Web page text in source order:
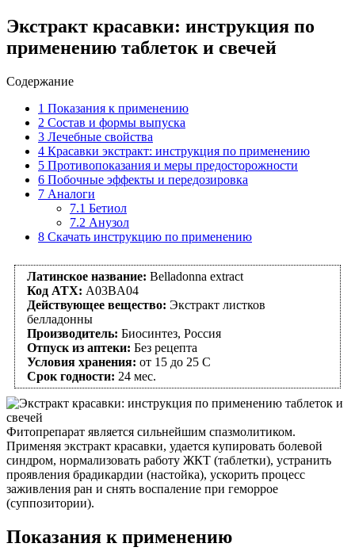
Экстракт красавки: инструкция по
применению таблеток и свечей
Содержание
1 Показания к применению
2 Состав и формы выпуска
3 Лечебные свойства
4 Красавки экстракт: инструкция по применению
5 Противопоказания и меры предосторожности
6 Побочные эффекты и передозировка
7 Аналоги
7.1 Бетиол
7.2 Анузол
8 Скачать инструкцию по применению
Латинское название: Belladonna extract
Код АТХ: A03BA04
Действующее вещество: Экстракт листков
белладонны
Производитель: Биосинтез, Россия
Отпуск из аптеки: Без рецепта
Условия хранения: от 15 до 25 С
Срок годности: 24 мес.
Фитопрепарат является сильнейшим спазмолитиком.
Применяя экстракт красавки, удается купировать болевой
синдром, нормализовать работу ЖКТ (таблетки), устранить
проявления брадикардии (настойка), ускорить процесс
заживления ран и снять воспаление при геморрое
(суппозитории).
Показания к применению